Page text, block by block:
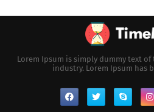
Lorem Ipsum is simply dummy text
industry. Lorem Ipsum has